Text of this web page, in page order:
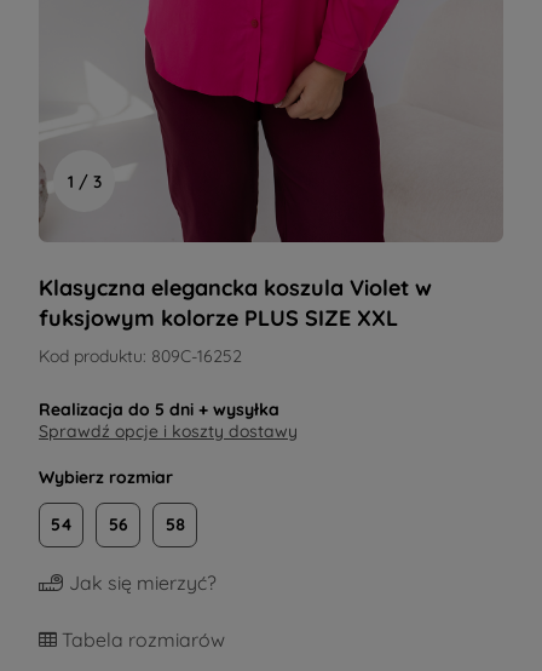
1 / 3
Klasyczna elegancka koszula Violet w
fuksjowym kolorze PLUS SIZE XXL
Kod produktu: 809C-16252
Realizacja do 5 dni + wysyłka
Sprawdź opcje i koszty dostawy
Wybierz rozmiar
54 56 58
Jak się mierzyć?
Tabela rozmiarów